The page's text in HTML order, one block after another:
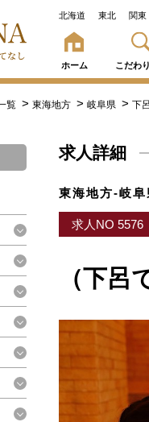
北海道 東北 関東
ホーム こだわ
覧 東海地方 岐阜県 下
求人詳細
東海地方-岐阜
求人NO 5576
（下